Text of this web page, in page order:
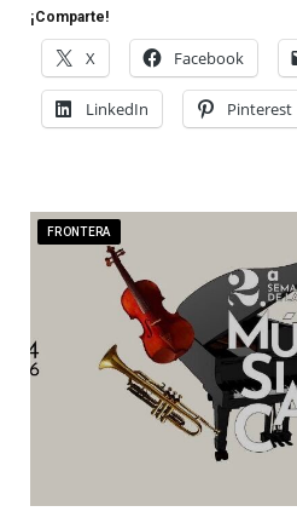
¡Comparte!
X Facebook
LinkedIn Pinterest
FRONTERA